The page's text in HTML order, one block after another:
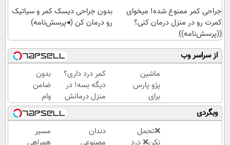
جراحی کمر ممنوع شده! میخوای
کمرت رو در منزل درمان کنی؟
((پرسش‌نامه))
بدون جراحی دیسک کمر و سیاتیک
رو درمان کن (◂پرسش‌نامه)
از سراسر وب
ماشین
پژو پارس
برای
فروش
داری؟
اینجا
سریع
کمر درد داری؟
دیگه بسه! در
منزل درمانش
کن
(◀پرسش‌نامه)
بدون
ضامن
وام
بگیر،
طلا
بخر
😍
وبگردی
❌تحمل
دندان
مسیر